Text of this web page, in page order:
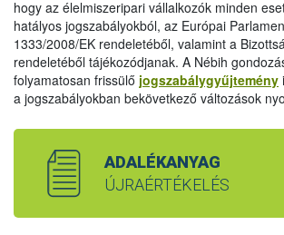
hogy az élelmiszeripari vállalkozók minden
hatályos jogszabályokból, az Európai
1333/2008/EK rendeletéből, valamint a
rendeletéből tájékozódjanak. A Nébih
folyamatosan frissülő jogszabálygyűjtemény
a jogszabályokban bekövetkező változások
ADALÉKANYAG
ÚJRAÉRTÉKELÉS